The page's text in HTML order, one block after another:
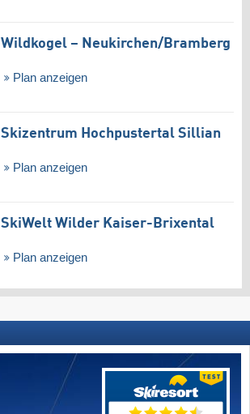
Wildkogel – Neukirchen/​Bramberg
Plan anzeigen
Skizentrum Hochpustertal Sillian
Plan anzeigen
SkiWelt Wilder Kaiser-Brixental
Plan anzeigen